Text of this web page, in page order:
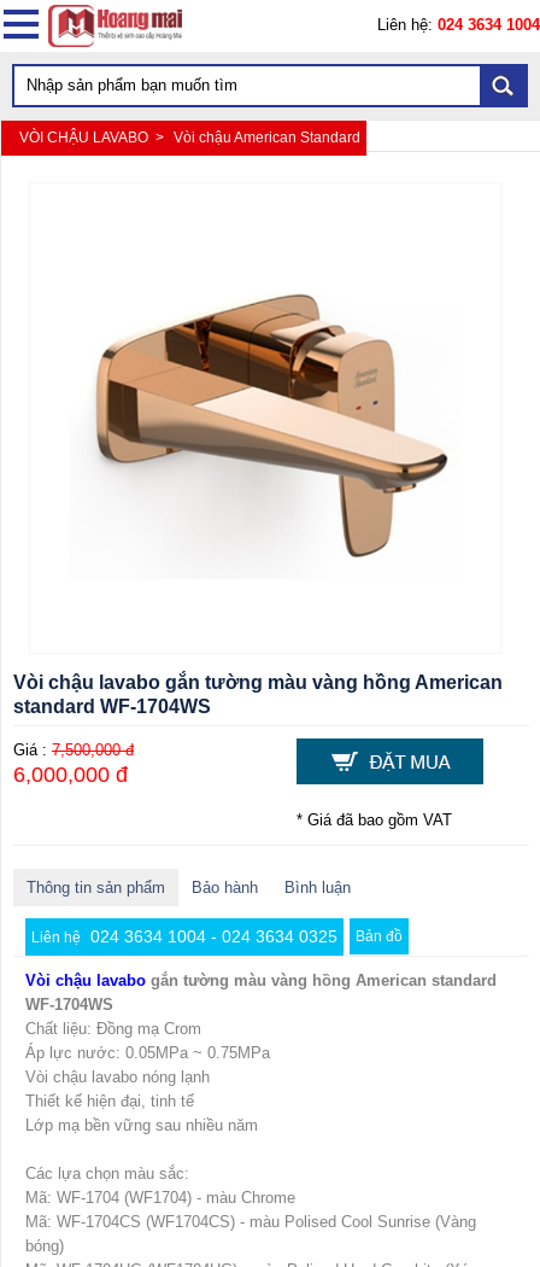
Liên hệ: 024 3634 1004
VÒI CHẬU LAVABO > Vòi chậu American Standard
Vòi chậu lavabo gắn tường màu vàng hồng American
standard WF-1704WS
Giá : 7,500,000 đ
6,000,000 đ
* Giá đã bao gồm VAT
Thông tin sản phẩm Bảo hành Bình luận
Liên hệ 024 3634 1004 - 024 3634 0325 Bản đồ
Vòi chậu lavabo gắn tường màu vàng hồng American standard
WF-1704WS
Chất liệu: Đồng mạ Crom
Áp lực nước: 0.05MPa ~ 0.75MPa
Vòi chậu lavabo nóng lạnh
Thiết kế hiện đại, tinh tế
Lớp mạ bền vững sau nhiều năm
Các lựa chọn màu sắc:
Mã: WF-1704 (WF1704) - màu Chrome
Mã: WF-1704CS (WF1704CS) - màu Polised Cool Sunrise (Vàng
bóng)